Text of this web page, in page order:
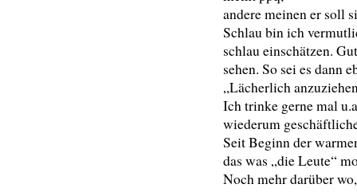
andere meinen er soll
Schlau bin ich
schlau einschätzen.
sehen. So sei es dann
„Lächerlich
Ich trinke gerne mal
wiederum
Seit Beginn der
das was „die Leute“
Noch mehr darüber